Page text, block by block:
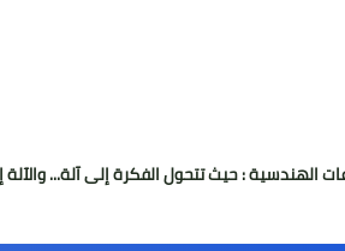
تتحول الفكرة إلى آلة... والآلة إلى اقتصاد